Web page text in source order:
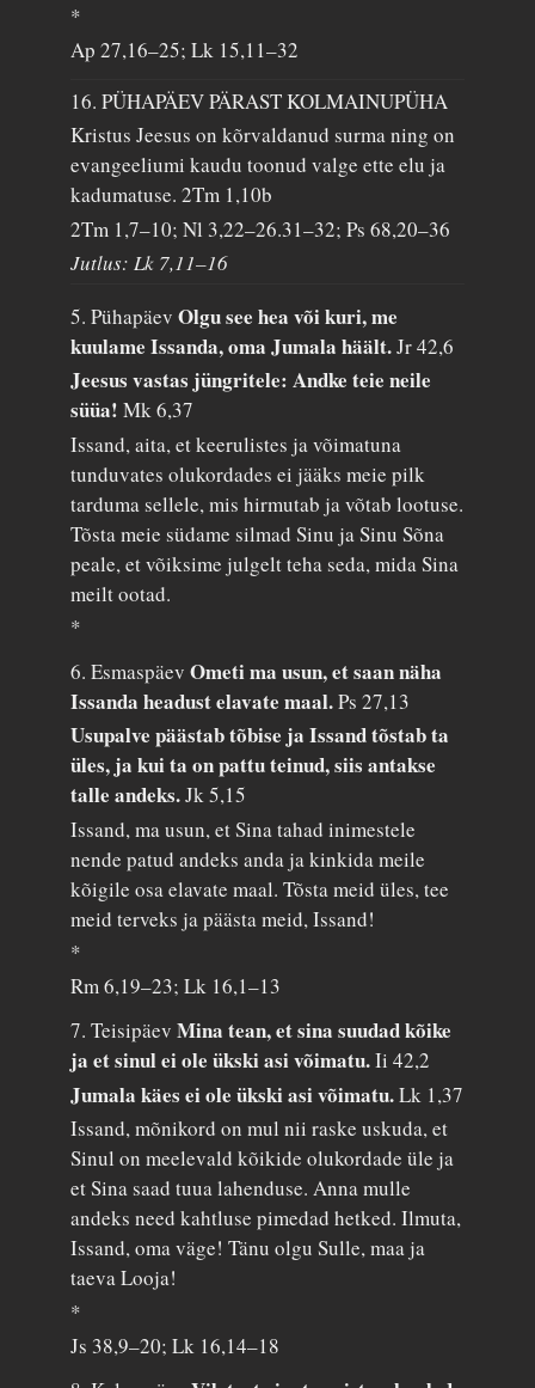
*
Ap 27,16–25; Lk 15,11–32
16. PÜHAPÄEV PÄRAST KOLMAINUPÜHA
Kristus Jeesus on kõrvaldanud surma ning on
evangeeliumi kaudu toonud valge ette elu ja
kadumatuse.2Tm 1,10b
2Tm 1,7–10; Nl 3,22–26.31–32; Ps 68,20–36
Jutlus: Lk 7,11–16
5. PühapäevOlgu see hea või kuri, me
kuulame Issanda, oma Jumala häält.Jr 42,6
Jeesus vastas jüngritele: Andke teie neile
süüa!Mk 6,37
Issand, aita, et keerulistes ja võimatuna
tunduvates olukordades ei jääks meie pilk
tarduma sellele, mis hirmutab ja võtab lootuse.
Tõsta meie südame silmad Sinu ja Sinu Sõna
peale, et võiksime julgelt teha seda, mida Sina
meilt ootad.
*
6. EsmaspäevOmeti ma usun, et saan näha
Issanda headust elavate maal.Ps 27,13
Usupalve päästab tõbise ja Issand tõstab ta
üles, ja kui ta on pattu teinud, siis antakse
talle andeks.Jk 5,15
Issand, ma usun, et Sina tahad inimestele
nende patud andeks anda ja kinkida meile
kõigile osa elavate maal. Tõsta meid üles, tee
meid terveks ja päästa meid, Issand!
*
Rm 6,19–23; Lk 16,1–13
7. TeisipäevMina tean, et sina suudad kõike
ja et sinul ei ole ükski asi võimatu.Ii 42,2
Jumala käes ei ole ükski asi võimatu.Lk 1,37
Issand, mõnikord on mul nii raske uskuda, et
Sinul on meelevald kõikide olukordade üle ja
et Sina saad tuua lahenduse. Anna mulle
andeks need kahtluse pimedad hetked. Ilmuta,
Issand, oma väge! Tänu olgu Sulle, maa ja
taeva Looja!
*
Js 38,9–20; Lk 16,14–18